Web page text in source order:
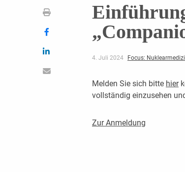
4. Juli 2024 Focus:
Melden Sie sich bitte hier
vollständig einzusehen
Zur Anmeldung